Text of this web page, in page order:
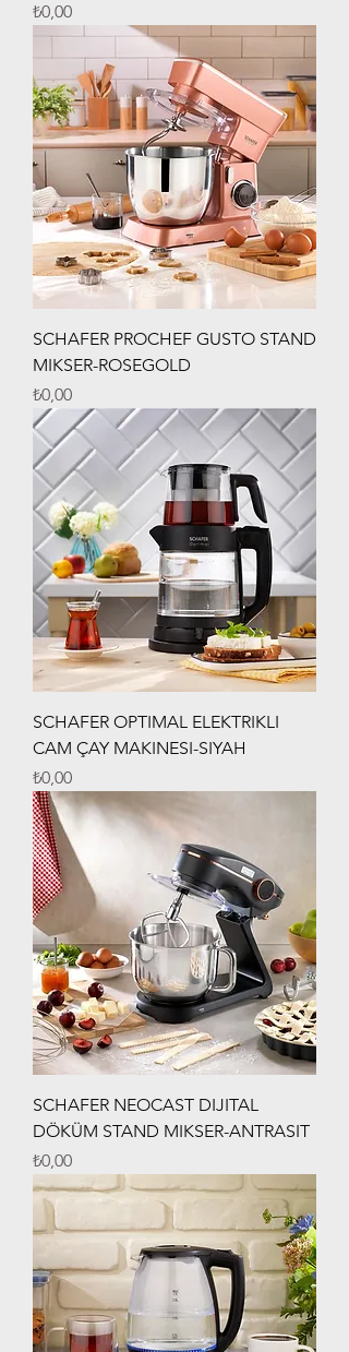
Fiyat
₺0,00
SCHAFER PROCHEF GUSTO STAND
MIKSER-ROSEGOLD
Fiyat
₺0,00
SCHAFER OPTIMAL ELEKTRIKLI
CAM ÇAY MAKINESI-SIYAH
Fiyat
₺0,00
SCHAFER NEOCAST DIJITAL
DÖKÜM STAND MIKSER-ANTRASIT
Fiyat
₺0,00